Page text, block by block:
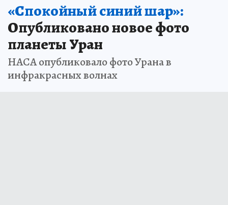
«Спокойный синий шар»:
Опубликовано новое фото
планеты Уран
НАСА опубликовало фото Урана в
инфракрасных волнах